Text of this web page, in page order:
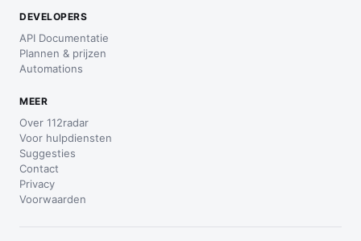
DEVELOPERS
API Documentatie
Plannen & prijzen
Automations
MEER
Over 112radar
Voor hulpdiensten
Suggesties
Contact
Privacy
Voorwaarden